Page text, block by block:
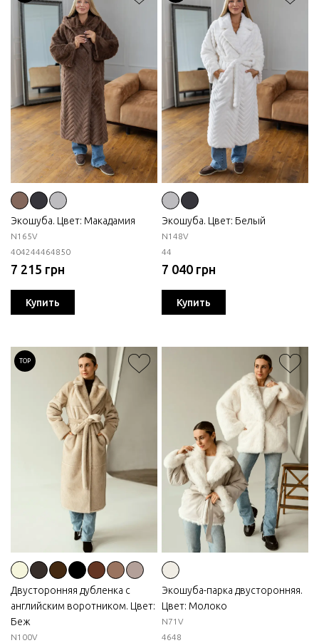
Экошуба. Цвет: Макадамия
N165V
4042444648 50
7 215 грн
Купить
Экошуба. Цвет: Белый
N148V
44
7 040 грн
Купить
TOP
Двусторонняя дубленка с
английским воротником. Цвет:
Беж
N100V
Экошуба-парка двусторонняя.
Цвет: Молоко
N71V
4648